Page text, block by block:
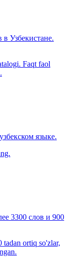
Узбекистане.
Faqt faol
языке.
3300 слов и 900
ortiq so'zlar,